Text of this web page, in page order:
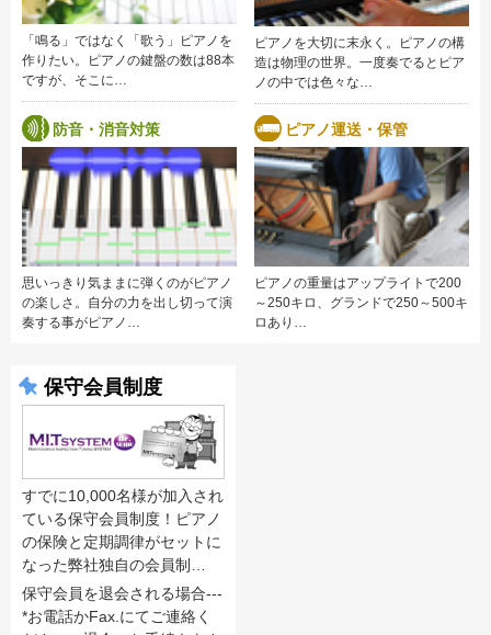
「鳴る」ではなく「歌う」ピアノを
作りたい。ピアノの鍵盤の数は88本
ですが、そこに…
ピアノを大切に末永く。ピアノの構
造は物理の世界。一度奏でるとピア
ノの中では色々な…
防音・消音対策
思いっきり気ままに弾くのがピアノ
の楽しさ。自分の力を出し切って演
奏する事がピアノ…
ピアノ運送・保管
ピアノの重量はアップライトで200
～250キロ、グランドで250～500キ
ロあり…
保守会員制度
すでに10,000名様が加入され
ている保守会員制度！ピアノ
の保険と定期調律がセットに
なった弊社独自の会員制…
保守会員を退会される場合---
*お電話かFax.にてご連絡く